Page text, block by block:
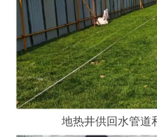
地热井供回水管道